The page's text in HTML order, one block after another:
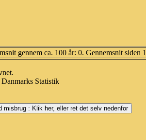
gennem ca. 100 år: 0. Gennemsnit siden
Statistik